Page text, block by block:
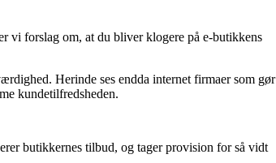
vi forslag om, at du bliver klogere på e-butikkens
Herinde ses endda internet firmaer som gør
kundetilfredsheden.
butikkernes tilbud, og tager provision for så vidt